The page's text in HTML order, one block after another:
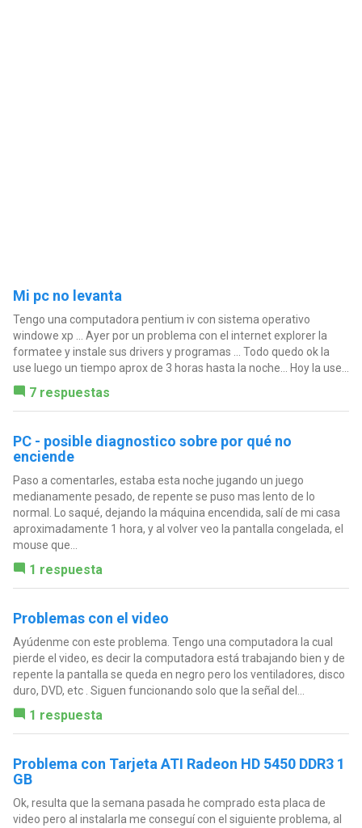
Mi pc no levanta
Tengo una computadora pentium iv con sistema operativo
windowe xp ... Ayer por un problema con el internet explorer la
formatee y instale sus drivers y programas ... Todo quedo ok la
use luego un tiempo aprox de 3 horas hasta la noche... Hoy la use...
7 respuestas
PC - posible diagnostico sobre por qué no
enciende
Paso a comentarles, estaba esta noche jugando un juego
medianamente pesado, de repente se puso mas lento de lo
normal. Lo saqué, dejando la máquina encendida, salí de mi casa
aproximadamente 1 hora, y al volver veo la pantalla congelada, el
mouse que...
1 respuesta
Problemas con el video
Ayúdenme con este problema. Tengo una computadora la cual
pierde el video, es decir la computadora está trabajando bien y de
repente la pantalla se queda en negro pero los ventiladores, disco
duro, DVD, etc . Siguen funcionando solo que la señal del...
1 respuesta
Problema con Tarjeta ATI Radeon HD 5450 DDR3 1
GB
Ok, resulta que la semana pasada he comprado esta placa de
video pero al instalarla me conseguí con el siguiente problema, al